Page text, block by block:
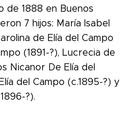
de 1888 en Buenos
7 hijos: María Isabel
de Elía del Campo
(1891-?), Lucrecia de
Nicanor De Elía del
del Campo (c.1895-?) y
?).